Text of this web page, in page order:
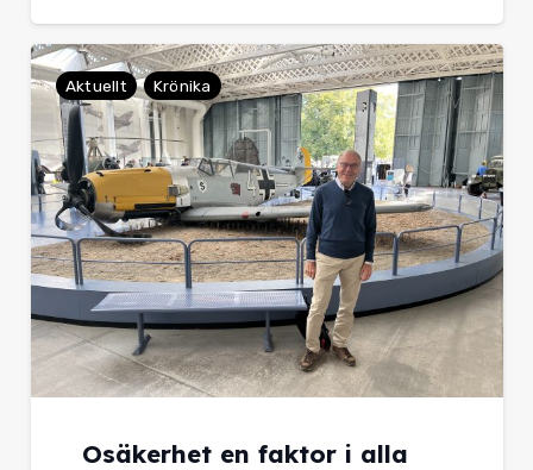
Aktuellt Krönika
Osäkerhet en faktor i alla